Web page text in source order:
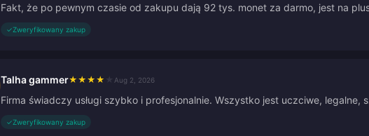
Fakt, że po pewnym czasie od zakupu dają 92 tys. monet za darmo, jest na
✓Zweryfikowany zakup
Talha gammer★ ★ ★ ★ Aug 2, 2026
Firma świadczy usługi szybko i profesjonalnie. Wszystko jest uczciwe, legalne,
✓Zweryfikowany zakup